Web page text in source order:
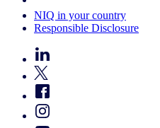
NIQ in your country
Responsible Disclosure